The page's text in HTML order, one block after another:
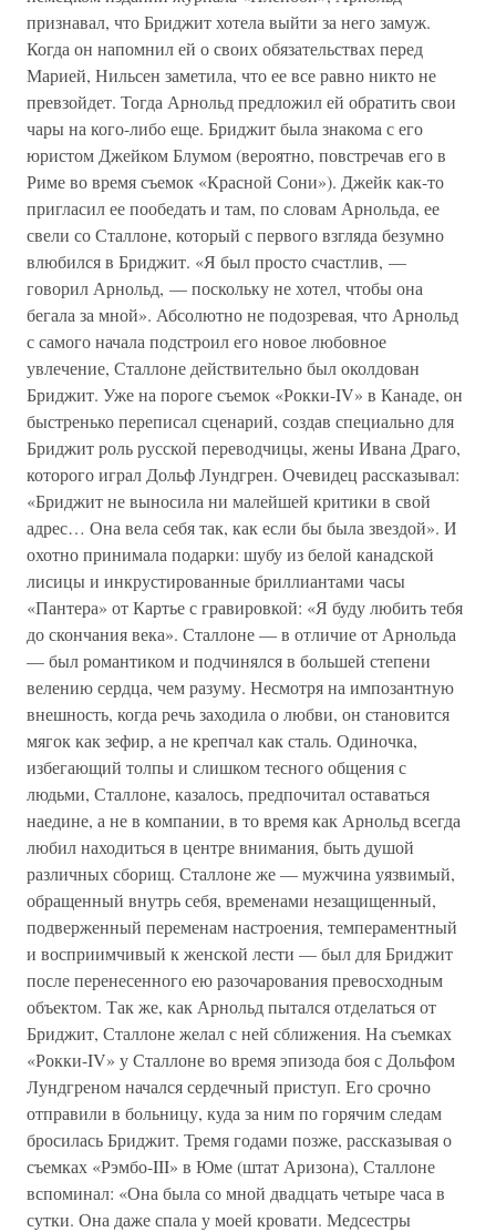
признавал, что Бриджит хотела выйти за него замуж.
Когда он напомнил ей о своих обязательствах перед
Марией, Нильсен заметила, что ее все равно никто не
превзойдет. Тогда Арнольд предложил ей обратить свои
чары на кого-либо еще. Бриджит была знакома с его
юристом Джейком Блумом (вероятно, повстречав его в
Риме во время съемок «Красной Сони»). Джейк как-то
пригласил ее пообедать и там, по словам Арнольда, ее
свели со Сталлоне, который с первого взгляда безумно
влюбился в Бриджит. «Я был просто счастлив, —
говорил Арнольд, — поскольку не хотел, чтобы она
бегала за мной». Абсолютно не подозревая, что Арнольд
с самого начала подстроил его новое любовное
увлечение, Сталлоне действительно был околдован
Бриджит. Уже на пороге съемок «Рокки-IV» в Канаде, он
быстренько переписал сценарий, создав специально для
Бриджит роль русской переводчицы, жены Ивана Драго,
которого играл Дольф Лундгрен. Очевидец рассказывал:
«Бриджит не выносила ни малейшей критики в свой
адрес… Она вела себя так, как если бы была звездой». И
охотно принимала подарки: шубу из белой канадской
лисицы и инкрустированные бриллиантами часы
«Пантера» от Картье с гравировкой: «Я буду любить тебя
до скончания века». Сталлоне — в отличие от Арнольда
— был романтиком и подчинялся в большей степени
велению сердца, чем разуму. Несмотря на импозантную
внешность, когда речь заходила о любви, он становится
мягок как зефир, а не крепчал как сталь. Одиночка,
избегающий толпы и слишком тесного общения с
людьми, Сталлоне, казалось, предпочитал оставаться
наедине, а не в компании, в то время как Арнольд всегда
любил находиться в центре внимания, быть душой
различных сборищ. Сталлоне же — мужчина уязвимый,
обращенный внутрь себя, временами незащищенный,
подверженный переменам настроения, темпераментный
и восприимчивый к женской лести — был для Бриджит
после перенесенного ею разочарования превосходным
объектом. Так же, как Арнольд пытался отделаться от
Бриджит, Сталлоне желал с ней сближения. На съемках
«Рокки-IV» у Сталлоне во время эпизода боя с Дольфом
Лундгреном начался сердечный приступ. Его срочно
отправили в больницу, куда за ним по горячим следам
бросилась Бриджит. Тремя годами позже, рассказывая о
съемках «Рэмбо-III» в Юме (штат Аризона), Сталлоне
вспоминал: «Она была со мной двадцать четыре часа в
сутки. Она даже спала у моей кровати. Медсестры